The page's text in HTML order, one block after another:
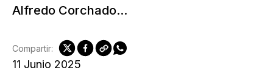
Alfredo Corchado...
11 Junio 2025
Compartir: